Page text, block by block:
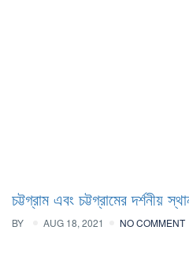
চট্টগ্রাম এবং চট্টগ্রামের দর্শনীয়
BY AUG 18, 2021 NO COMMENT